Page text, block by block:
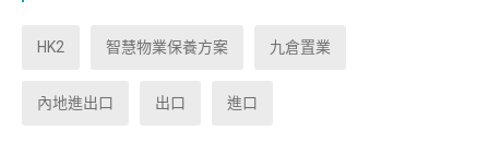
HK2 智慧物業保養方案 九倉置業
內地進出口 出口 進口